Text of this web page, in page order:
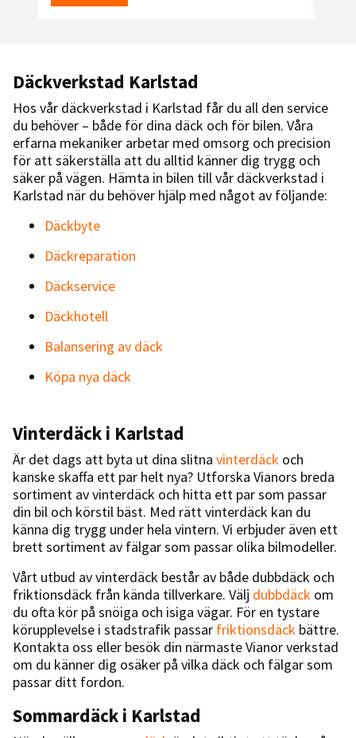
Däckverkstad Karlstad
Hos vår däckverkstad i Karlstad får du all den service
du behöver – både för dina däck och för bilen. Våra
erfarna mekaniker arbetar med omsorg och precision
för att säkerställa att du alltid känner dig trygg och
säker på vägen. Hämta in bilen till vår däckverkstad i
Karlstad när du behöver hjälp med något av följande:
Däckbyte
Däckreparation
Däckservice
Däckhotell
Balansering av däck
Köpa nya däck
Vinterdäck i Karlstad
Är det dags att byta ut dina slitna vinterdäck och
kanske skaffa ett par helt nya? Utforska Vianors breda
sortiment av vinterdäck och hitta ett par som passar
din bil och körstil bäst. Med rätt vinterdäck kan du
känna dig trygg under hela vintern. Vi erbjuder även ett
brett sortiment av fälgar som passar olika bilmodeller.
Vårt utbud av vinterdäck består av både dubbdäck och
friktionsdäck från kända tillverkare. Välj dubbdäck om
du ofta kör på snöiga och isiga vägar. För en tystare
körupplevelse i stadstrafik passar friktionsdäck bättre.
Kontakta oss eller besök din närmaste Vianor verkstad
om du känner dig osäker på vilka däck och fälgar som
passar ditt fordon.
Sommardäck i Karlstad